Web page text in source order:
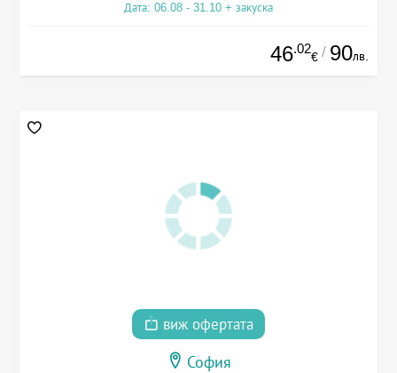
Дата: 06.08 - 31.10 + закуска
46.02
€ / 90лв.
виж офертата
София